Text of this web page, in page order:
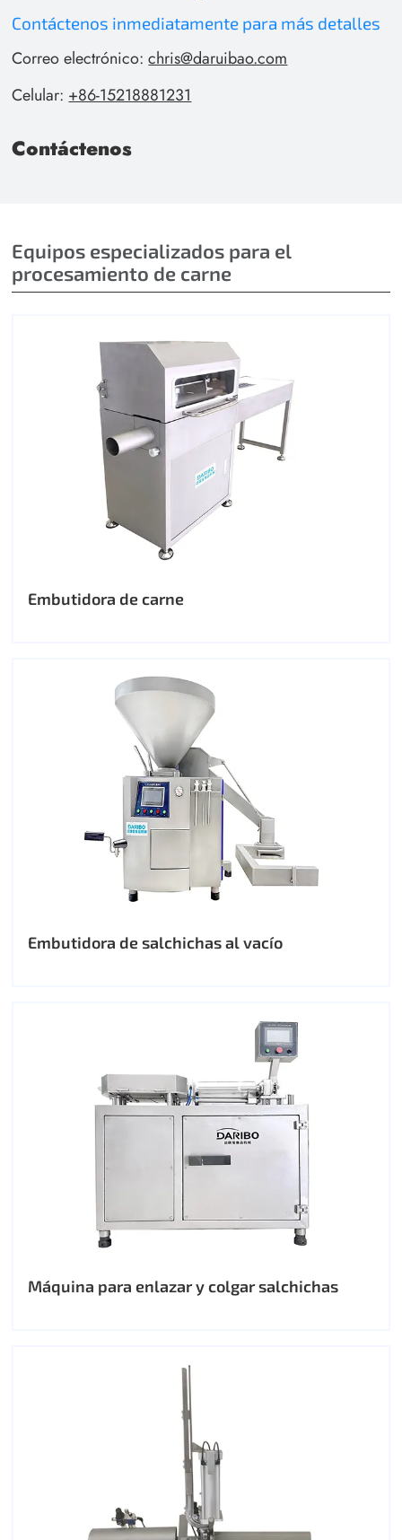
Contáctenos inmediatamente para más detalles
Correo electrónico:chris@daruibao.com
Celular:+86-15218881231
Contáctenos
Equipos especializados para el
procesamiento de carne
Embutidora de carne
Embutidora de salchichas al vacío
Máquina para enlazar y colgar salchichas